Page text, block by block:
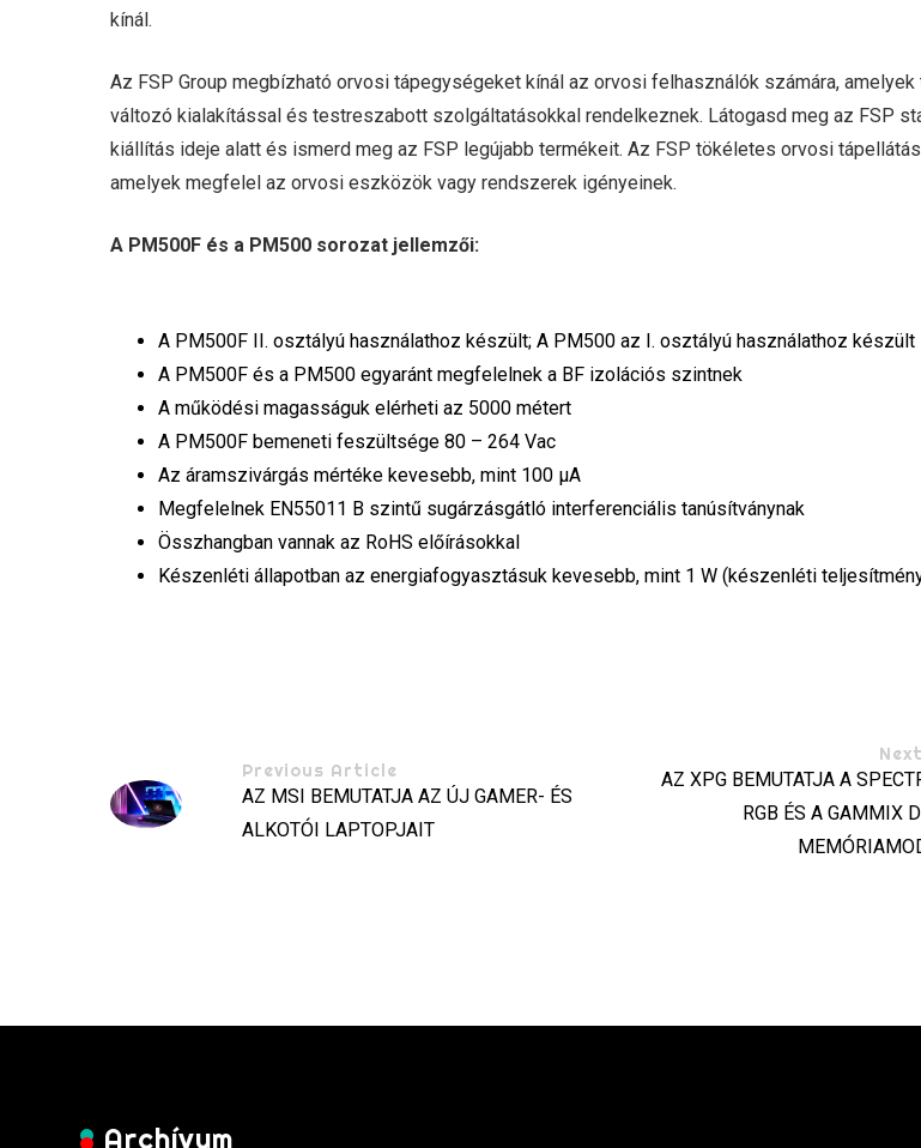
kínál.
Az FSP Group megbízható orvosi tápegységeket kínál az orvosi felhasználók számára,
változó kialakítással és testreszabott szolgáltatásokkal rendelkeznek. Látogasd meg az FSP
kiállítás ideje alatt és ismerd meg az FSP legújabb termékeit. Az FSP tökéletes orvosi
amelyek megfelel az orvosi eszközök vagy rendszerek igényeinek.
A PM500F és a PM500 sorozat jellemzői:
A PM500F II. osztályú használathoz készült; A PM500 az I. osztályú használathoz készült
A PM500F és a PM500 egyaránt megfelelnek a BF izolációs szintnek
A működési magasságuk elérheti az 5000 métert
A PM500F bemeneti feszültsége 80 – 264 Vac
Az áramszivárgás mértéke kevesebb, mint 100 μA
Megfelelnek EN55011 B szintű sugárzásgátló interferenciális tanúsítványnak
Összhangban vannak az RoHS előírásokkal
Készenléti állapotban az energiafogyasztásuk kevesebb, mint 1 W (készenléti
Previous Article
AZ MSI BEMUTATJA AZ ÚJ GAMER- ÉS
ALKOTÓI LAPTOPJAIT
AZ XPG BEMUTATJA A
RGB ÉS A GAMMIX
Archívum